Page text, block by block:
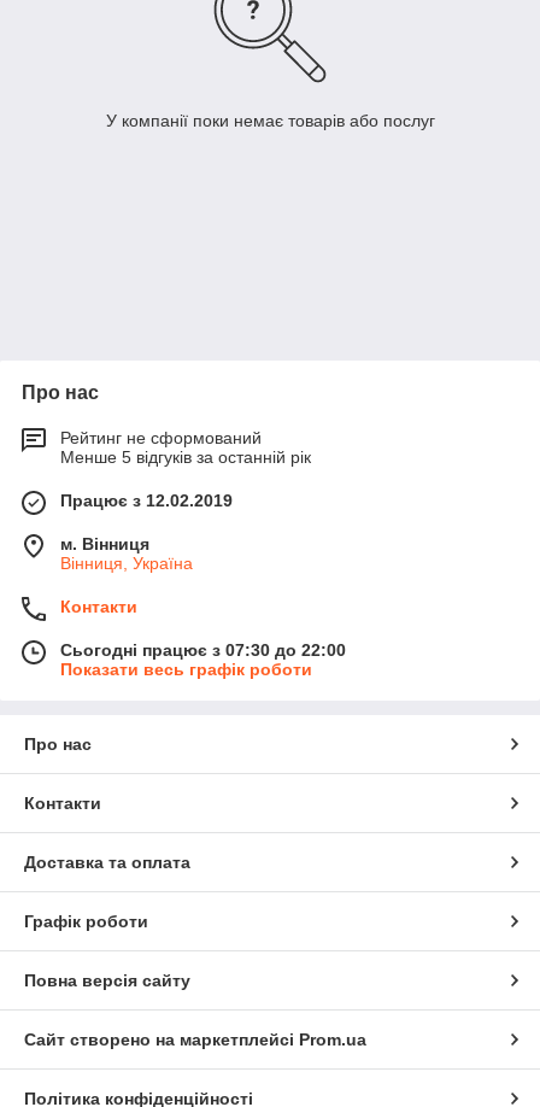
У компанії поки немає товарів або послуг
Про нас
Рейтинг не сформований
Менше 5 відгуків за останній рік
Працює з 12.02.2019
м. Вінниця
Вінниця, Україна
Контакти
Сьогодні працює з 07:30 до 22:00
Показати весь графік роботи
Про нас
Контакти
Доставка та оплата
Графік роботи
Повна версія сайту
Сайт створено на маркетплейсі Prom.ua
Політика конфіденційності